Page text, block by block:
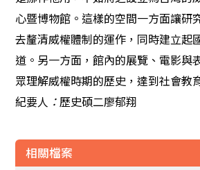
心暨博物館。這樣的空間一方面讓研
去釐清威權體制的運作，同時建立起
道。另一方面，館內的展覽、電影與
眾理解威權時期的歷史，達到社會教
紀要人 ： 歷史碩二廖郁翔
相關檔案